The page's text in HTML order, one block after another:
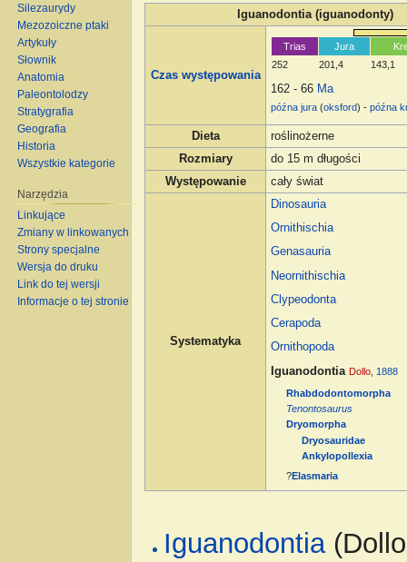
Iguanodontia (iguanodonty)
Czas występowania
Trias
252
Jura
201,4
143,1
162 - 66 Ma
późna jura (oksford) -późna
Dieta
roślinożerne
Rozmiary
do 15 m długości
Występowanie
cały świat
Systematyka
Dinosauria
Ornithischia
Genasauria
Neornithischia
Clypeodonta
Cerapoda
Ornithopoda
Iguanodontia Dollo 1888
Rhabdodontomorpha
Tenontosaurus
Dryomorpha
Dryosauridae
Ankylopollexia
?Elasmaria
Iguanodontia
Silezaurydy
Mezozoiczne ptaki
Artykuły
Słownik
Anatomia
Paleontolodzy
Stratygrafia
Geografia
Historia
Wszystkie kategorie
Narzędzia
Linkujące
Zmiany w linkowanych
Strony specjalne
Wersja do druku
Link do tej wersji
Informacje o tej stronie